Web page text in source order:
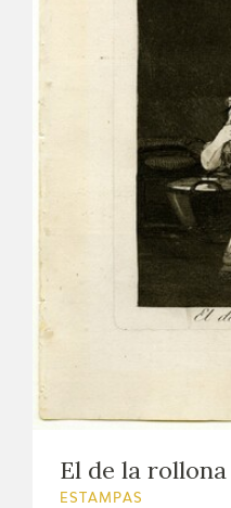
El de la rollona
ESTAMPAS